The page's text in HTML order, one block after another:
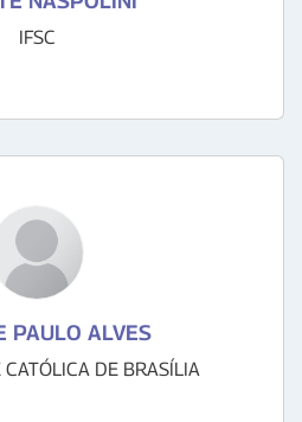
IFSC
PAULO ALVES
DE BRASÍLIA